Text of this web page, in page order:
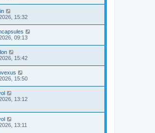
15:32
09:13
15:42
15:50
13:12
13:11